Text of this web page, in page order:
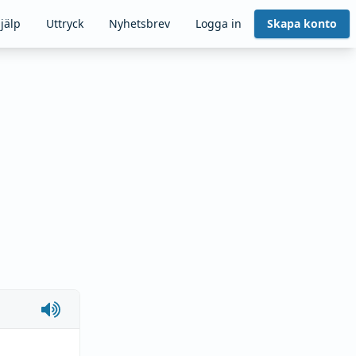
Uttryck Nyhetsbrev Logga in Skapa konto